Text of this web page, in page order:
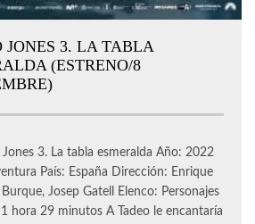
JONES 3. LA TABLA
(ESTRENO/8
Jones 3. La tabla esmeralda Año: 2022
País: España Dirección: Enrique
Josep Gatell Elenco: Personajes
hora 29 minutos A Tadeo le encantaría